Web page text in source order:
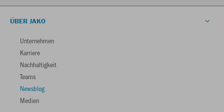
ÜBER JAKO
Unternehmen
Karriere
Nachhaltigkeit
Teams
Newsblog
Medien